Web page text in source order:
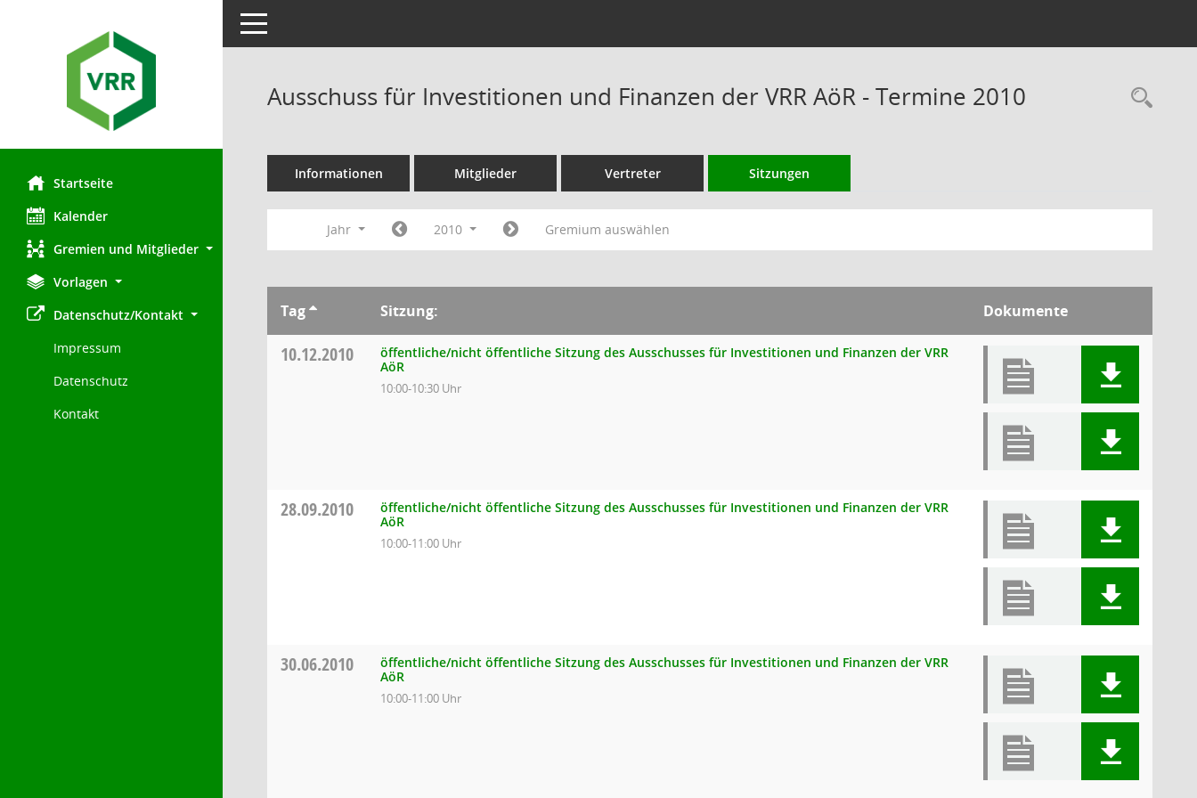
Startseite
Kalender
Gremien und Mitglieder
Vorlagen
Datenschutz/Kontakt
Impressum
Datenschutz
Kontakt
Toggle navigation
Ausschuss für Investitionen und Finanzen der VRR AöR - Termine 2010
Informationen Mitglieder Vertreter Sitzungen
Jahr 2010 Gremium auswählen
Tag Sitzung: Dokumente
10.12.2010
öffentliche/nicht öffentliche Sitzung des Ausschusses für Investitionen und Finanzen der VRR
AöR
10:00-10:30 Uhr
28.09.2010
öffentliche/nicht öffentliche Sitzung des Ausschusses für Investitionen und Finanzen der VRR
AöR
10:00-11:00 Uhr
30.06.2010
öffentliche/nicht öffentliche Sitzung des Ausschusses für Investitionen und Finanzen der VRR
AöR
10:00-11:00 Uhr